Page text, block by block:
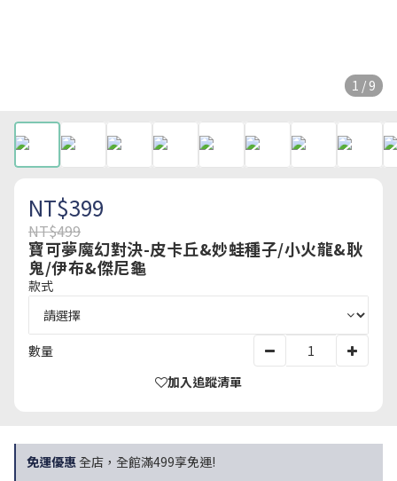
1 / 9
NT$399
NT$499
寶可夢魔幻對決-皮卡丘&妙蛙種子/小火龍&耿
鬼/伊布&傑尼龜
款式
數量
加入追蹤清單
免運優惠全店，全館滿499享免運!